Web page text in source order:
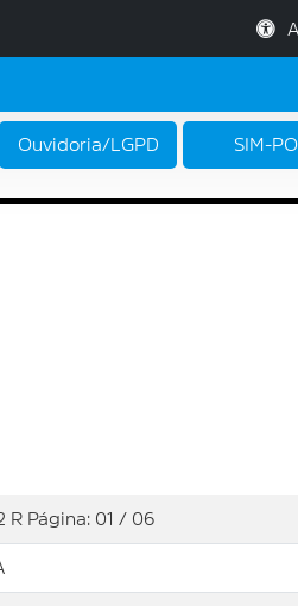
Ouvidoria/LGPD SIM-
R Página: 01 / 06